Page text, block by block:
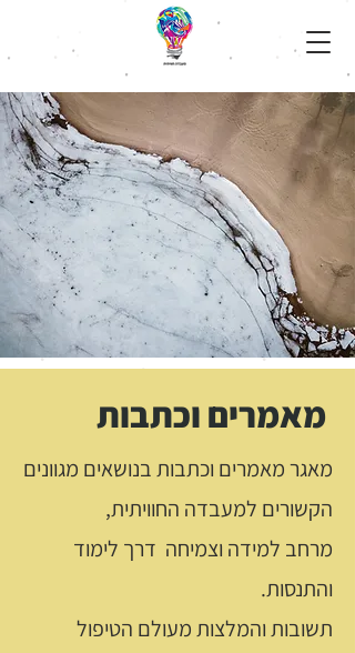
מאמרים וכתבות
מאגר מאמרים וכתבות בנושאים מגוונים
הקשורים למעבדה החוויתית,
מרחב למידה וצמיחה דרך לימוד
והתנסות.
תשובות והמלצות מעולם הטיפול